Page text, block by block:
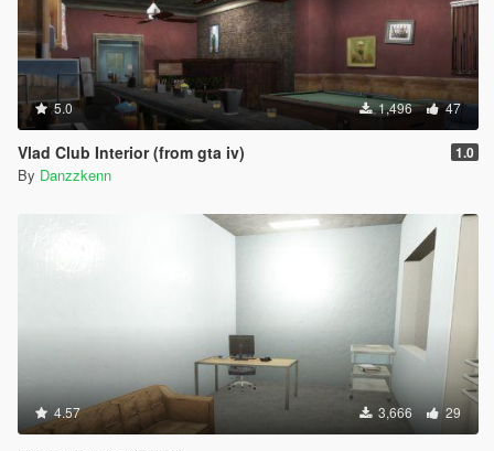
5.0 1,496 47
Vlad Club Interior (from gta iv) 1.0
By Danzzkenn
4.57 3,666 29